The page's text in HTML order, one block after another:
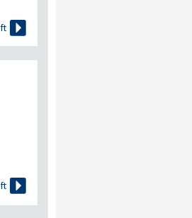

